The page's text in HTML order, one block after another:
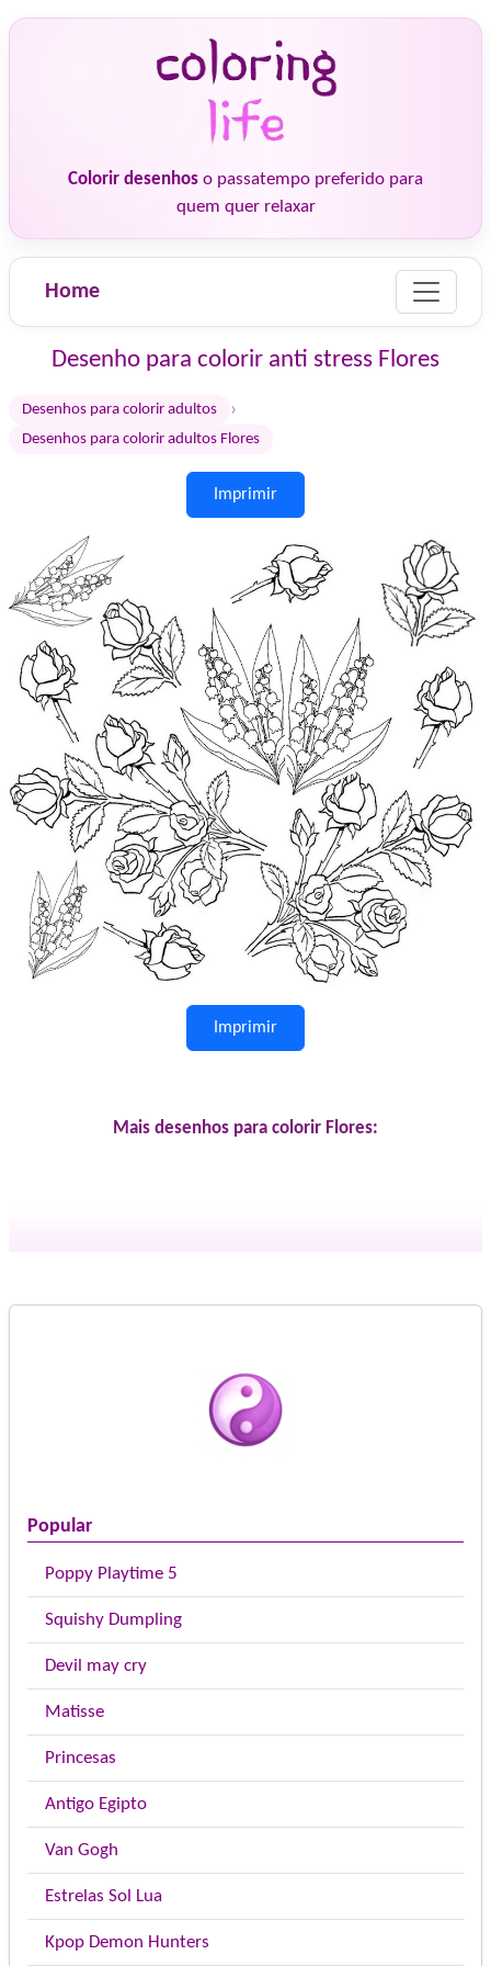
Popular
Poppy Playtime 5
Squishy Dumpling
Devil may cry
Matisse
Princesas
Antigo Egipto
Van Gogh
Estrelas Sol Lua
Kpop Demon Hunters
Colorir desenhos o passatempo preferido para
quem quer relaxar
Home
Desenho para colorir anti stress Flores
Desenhos para colorir adultos ›
Desenhos para colorir adultos Flores
Imprimir
Imprimir
Mais desenhos para colorir Flores: